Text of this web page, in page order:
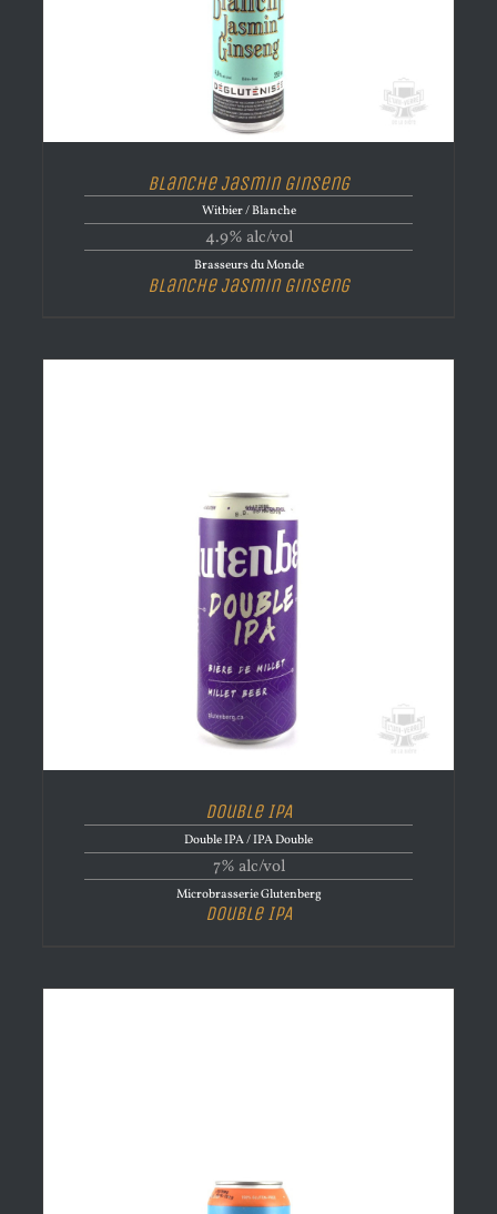
Blanche Jasmin Ginseng
Witbier / Blanche
4.9% alc/vol
Brasseurs du Monde
Blanche Jasmin Ginseng
Double IPA
Double IPA / IPA Double
7% alc/vol
Microbrasserie Glutenberg
Double IPA